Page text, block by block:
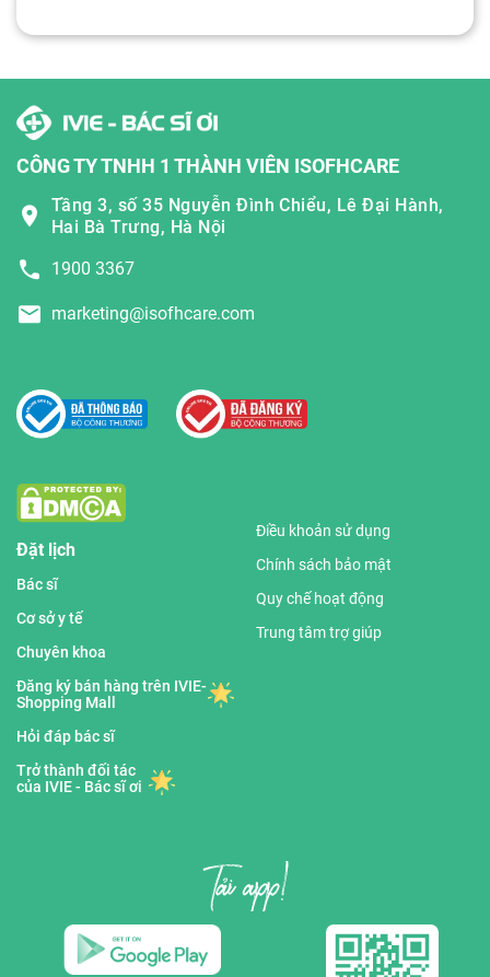
CÔNG TY TNHH 1 THÀNH VIÊN ISOFHCARE
Tầng 3, số 35 Nguyễn Đình Chiểu, Lê Đại Hành,
Hai Bà Trưng, Hà Nội
1900 3367
marketing@isofhcare.com
Đặt lịch
Bác sĩ
Cơ sở y tế
Chuyên khoa
Đăng ký bán hàng trên IVIE-
Shopping Mall
Hỏi đáp bác sĩ
Trở thành đối tác
của IVIE - Bác sĩ ơi
Điều khoản sử dụng
Chính sách bảo mật
Quy chế hoạt động
Trung tâm trợ giúp